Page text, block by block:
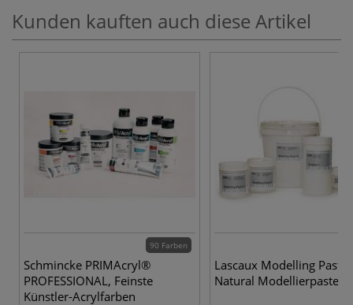
Kunden kauften auch diese Artikel
90 Farben
Schmincke PRIMAcryl®
PROFESSIONAL, Feinste
Künstler-Acrylfarben
Lascaux Modelling Paste
Natural Modellierpaste